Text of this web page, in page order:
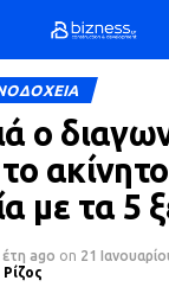
ο
με τα 5
έτη ago on 21